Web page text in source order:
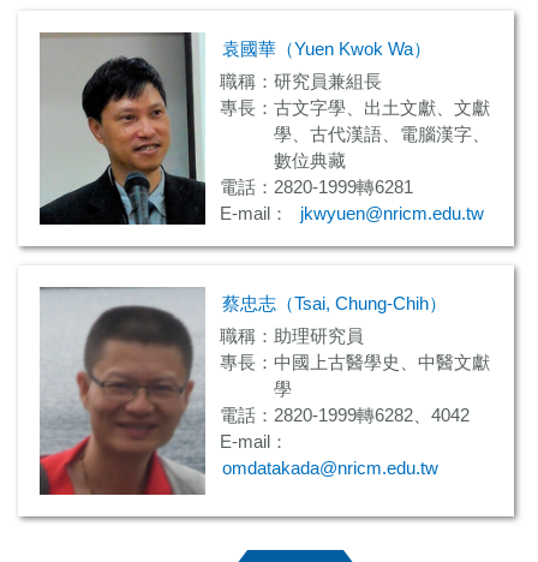
袁國華（Yuen Kwok Wa）
職稱：研究員兼組長
專長：古文字學、出土文獻、文獻
學、古代漢語、電腦漢字、
數位典藏
電話：2820-1999轉6281
E-mail：
jkwyuen@nricm.edu.tw
蔡忠志（Tsai, Chung-Chih）
職稱：助理研究員
專長：中國上古醫學史、中醫文獻
學
電話：2820-1999轉6282、4042
E-mail：
omdatakada@nricm.edu.tw